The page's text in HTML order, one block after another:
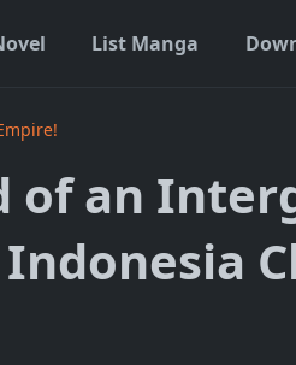
List Manga
of an